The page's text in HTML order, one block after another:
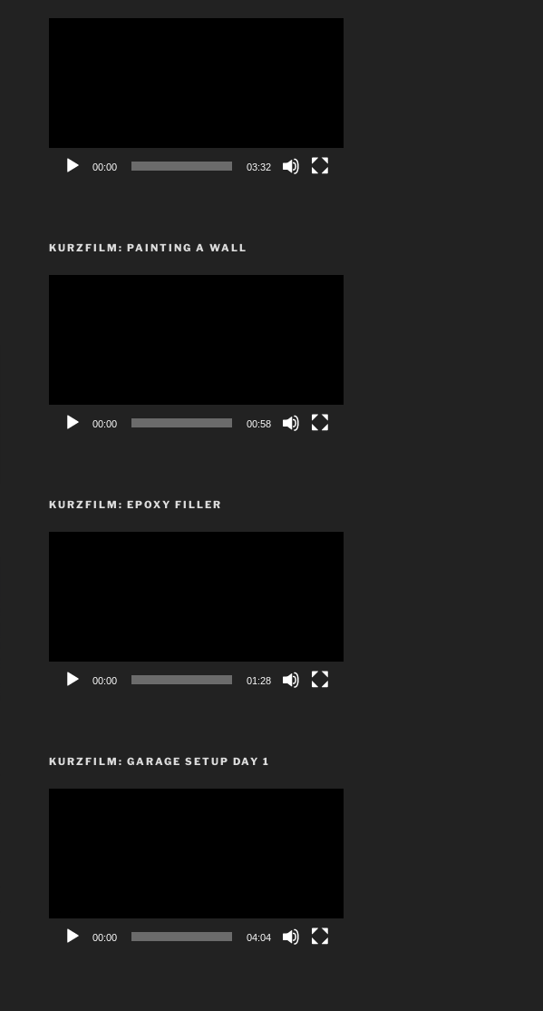
00:00 03:32
KURZFILM: PAINTING A WALL
00:00 00:58
KURZFILM: EPOXY FILLER
00:00 01:28
KURZFILM: GARAGE SETUP DAY 1
00:00 04:04